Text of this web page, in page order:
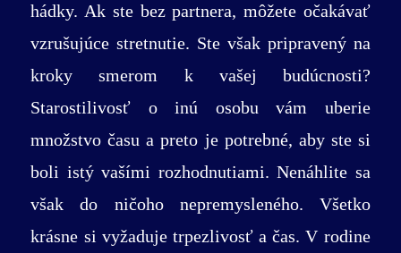
hádky. Ak ste bez partnera, môžete očakávať
vzrušujúce stretnutie. Ste však pripravený na
kroky smerom k vašej budúcnosti?
Starostilivosť o inú osobu vám uberie
množstvo času a preto je potrebné, aby ste si
boli istý vašími rozhodnutiami. Nenáhlite sa
však do ničoho nepremysleného. Všetko
krásne si vyžaduje trpezlivosť a čas. V rodine